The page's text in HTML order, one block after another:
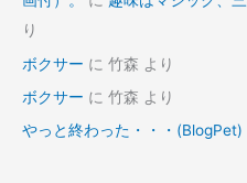
り
ボクサー に 竹森 より
ボクサー に 竹森 より
やっと終わった・・・(BlogPet)